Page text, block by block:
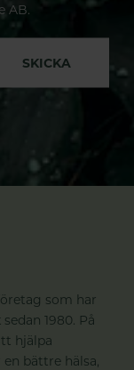
AB.
SKICKA
som har
1980. På
hjälpa
bättre hälsa,